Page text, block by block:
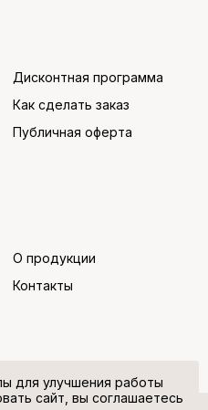
Дисконтная программа
Как сделать заказ
Публичная оферта
О продукции
Контакты
для улучшения работы
сайт, вы соглашаетесь